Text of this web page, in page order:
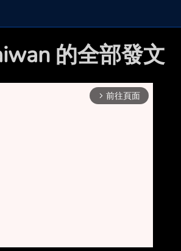
的全部發文
arrow_forward_ios 前往頁面